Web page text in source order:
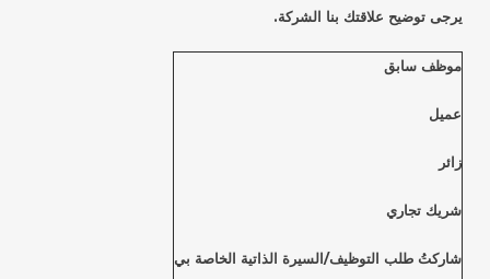
يرجى توضيح علاقتك بنا الشركة.
موظف سابق
عميل
زائر
شريك تجاري
شاركتُ طلب التوظيف/السيرة الذاتية الخاصة بي